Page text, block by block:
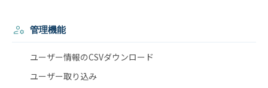
管理機能
ユーザー情報のCSVダウンロード
ユーザー取り込み